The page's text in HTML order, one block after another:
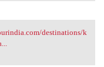
destinations/k